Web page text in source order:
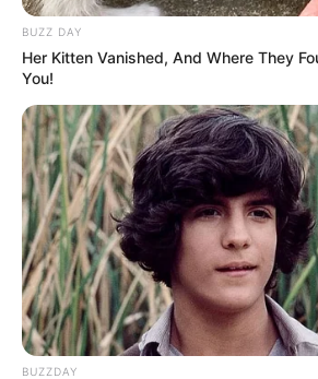
Meninggalkan kesan yang baik
Seorang ibu rela malu demi
tempat umum, nangis di
tak peduli pada orang demi
dia kadang tidak rela malu atas
bertingkah memalukan,
zaman: pakaian yang tidak
anaknya.
Ibadah adalah seni merayu
pintu hati-Nya.
BUZZ DAY
Her Kitten Vanished, And Where They
You!
BUZZDAY